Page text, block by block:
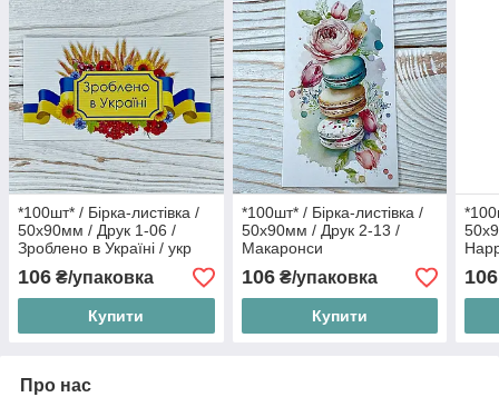
*100шт* / Бірка-листівка /
50х90мм / Друк 1-06 /
Зроблено в Україні / укр
106 ₴/упаковка
Купити
*100шт* / Бірка-листівка /
50х90мм / Друк 2-13 /
Макаронси
106₴/упаковка
Купити
106
Про нас